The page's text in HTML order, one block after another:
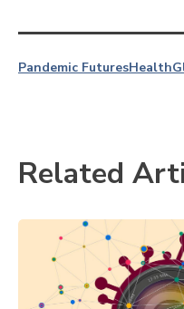
Pandemic FuturesHealth
Related